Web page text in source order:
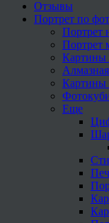
Отзывы
Портрет по
Портрет
Портрет
Картины
Картины
Еще